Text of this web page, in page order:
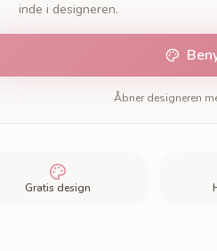
inde i designeren.
Åbner designeren
Gratis design